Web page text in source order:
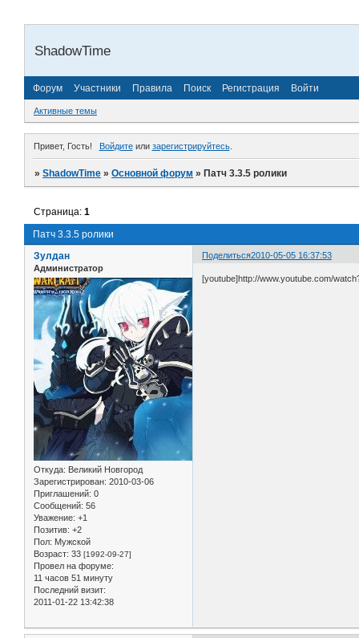
ShadowTime
Форум Участники Правила Поиск Регистрация Войти
Активные темы
Привет, Гость! Войдитеили зарегистрируйтесь.
»ShadowTime »Основной форум »Патч 3.3.5 ролики
Патч 3.3.5 ролики
Страница:1
Поделиться2010-05-05 16:37:53
Зулдан
Администратор
Откуда: Великий Новгород
Зарегистрирован: 2010-03-06
Приглашений: 0
Сообщений: 56
Уважение: +1
Позитив: +2
Пол: Мужской
Возраст: 33 [1992-09-27]
Провел на форуме:
11 часов 51 минуту
Последний визит:
2011-01-22 13:42:38
[youtube]http://www.youtube.com/